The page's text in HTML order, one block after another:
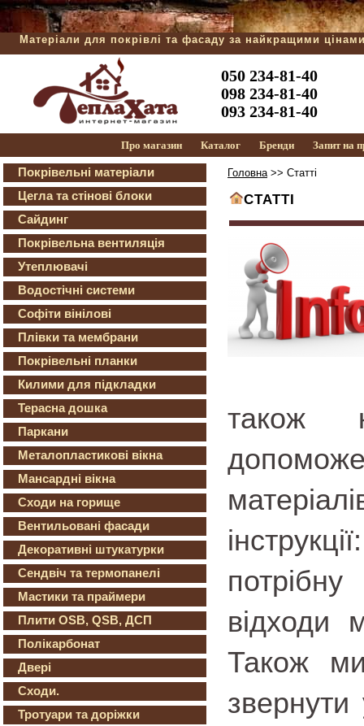
Матеріали для покрівлі та фасаду за найкращими
050 234-81-40
098 234-81-40
093 234-81-40
Про магазин Каталог Бренди Запит на
Покрівельні матеріали
Цегла та стінові блоки
Сайдинг
Покрівельна вентиляція
Утеплювачі
Водостічні системи
Софіти вінілові
Плівки та мембрани
Покрівельні планки
Килими для підкладки
Терасна дошка
Паркани
Металопластикові вікна
Мансардні вікна
Сходи на горище
Вентильовані фасади
Декоративні штукатурки
Сендвіч та термопанелі
Мастики та праймери
Плити OSB, QSB, ДСП
Полікарбонат
Двері
Сходи.
Тротуари та доріжки
Головна>> Статті
СТАТТІ
також
відходи
Також
звернути